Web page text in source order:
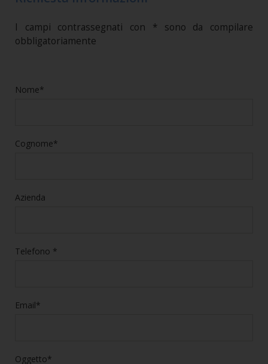
I campi contrassegnati con * sono da compilare
obbligatoriamente
Nome*
Cognome*
Azienda
Telefono *
Email*
Oggetto*